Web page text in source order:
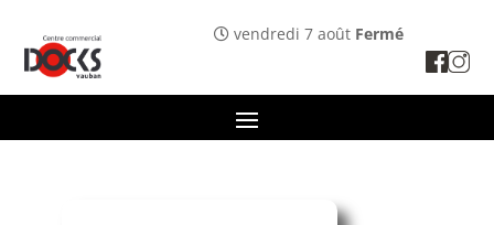
vendredi 7 août Fermé